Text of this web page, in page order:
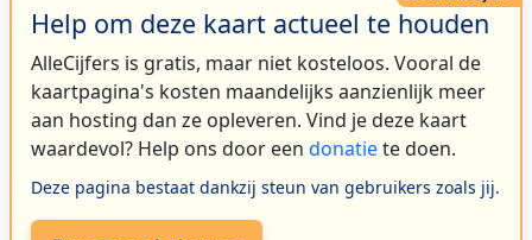
Help om deze kaart actueel te houden
AlleCijfers is gratis, maar niet kosteloos. Vooral de
kaartpagina's kosten maandelijks aanzienlijk meer
aan hosting dan ze opleveren. Vind je deze kaart
waardevol? Help ons door een donatiete doen.
Deze pagina bestaat dankzij steun van gebruikers zoals jij.